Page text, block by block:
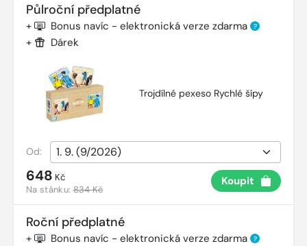
Půlroční předplatné
+ Bonus navíc - elektronická verze zdarma ?
+ Dárek
Trojdílné pexeso Rychlé šípy
Od:
648 Kč
Na stánku:834 Kč
Koupit
Roční předplatné
+ Bonus navíc - elektronická verze zdarma ?